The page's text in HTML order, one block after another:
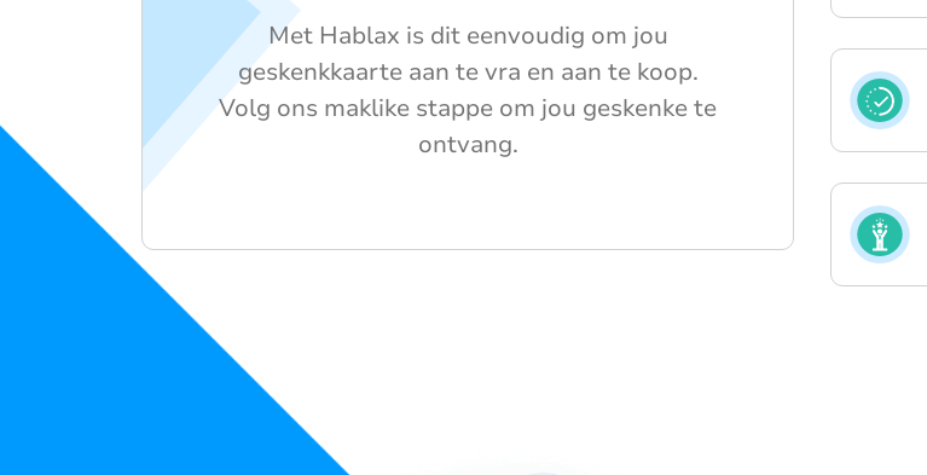
Met Hablax is dit eenvoudig om jou
geskenkkaarte aan te vra en aan te koop.
Volg ons maklike stappe om jou geskenke te
ontvang.